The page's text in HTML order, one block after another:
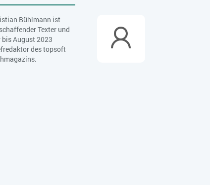
Bühlmann ist
Texter und
bis August 2023
des topsoft